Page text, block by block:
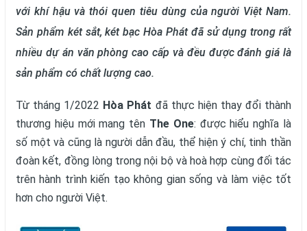
với khí hậu và thói quen tiêu dùng của người Việt Nam.
Sản phẩm két sắt, két bạc Hòa Phát đã sử dụng trong rất
nhiều dự án văn phòng cao cấp và đều được đánh giá là
sản phẩm có chất lượng cao.
Từ tháng 1/2022 Hòa Phát đã thực hiện thay đổi thành
thương hiệu mới mang tên The One: được hiểu nghĩa là
số một và cũng là người dẫn đầu, thể hiện ý chí, tinh thần
đoàn kết, đồng lòng trong nội bộ và hoà hợp cùng đối tác
trên hành trình kiến tạo không gian sống và làm việc tốt
hơn cho người Việt.